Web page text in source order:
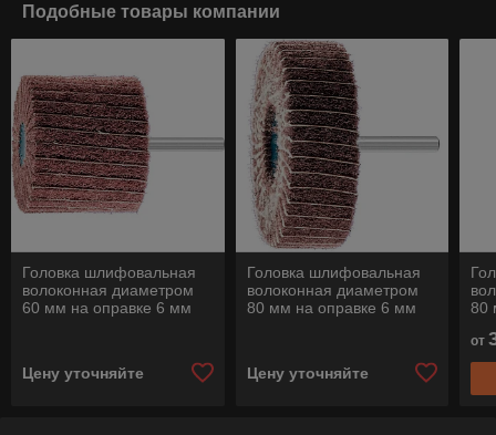
Подобные товары компании
Головка шлифовальная
волоконная диаметром
60 мм на оправке 6 мм
Цену уточняйте
Головка шлифовальная
волоконная диаметром
80 мм на оправке 6 мм
Цену уточняйте
80
от